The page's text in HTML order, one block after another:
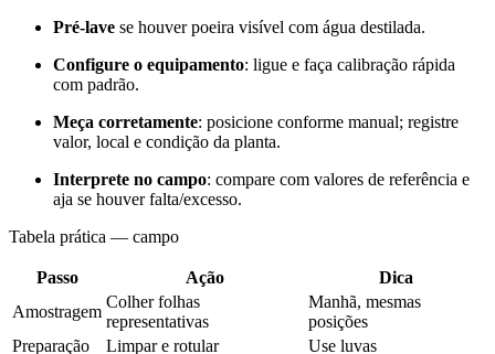
Pré-lave se houver poeira visível com água destilada.
Configure o equipamento: ligue e faça calibração rápida
com padrão.
Meça corretamente: posicione conforme manual; registre
valor, local e condição da planta.
Interprete no campo: compare com valores de referência e
aja se houver falta/excesso.
Tabela prática — campo
Passo Ação
Dica
Amostragem
Colher folhas
representativas
Manhã, mesmas
posições
Preparação
Limpar e rotular
Use luvas